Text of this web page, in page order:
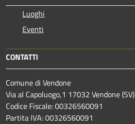
Luoghi
Eventi
CONTATTI
Comune di Vendone
Via al Capoluogo,1 17032 Vendone (SV)
Codice Fiscale: 00326560091
Partita IVA: 00326560091